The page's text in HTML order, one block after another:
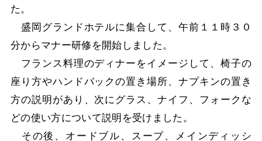
た。
盛岡グランドホテルに集合して、午前１１時３０
分からマナー研修を開始しました。
フランス料理のディナーをイメージして、椅子の
座り方やハンドバックの置き場所、ナプキンの置き
方の説明があり、次にグラス、ナイフ、フォークな
どの使い方について説明を受けました。
その後、オードブル、スープ、メインディッシ